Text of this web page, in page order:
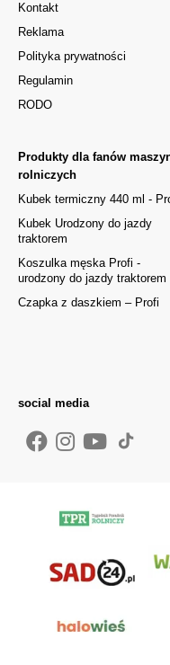
Kontakt
Reklama
Polityka prywatności
Regulamin
RODO
Produkty dla fanów
rolniczych
Kubek termiczny 440 ml -
Kubek Urodzony do jazdy
traktorem
Koszulka męska Profi -
urodzony do jazdy traktorem
Czapka z daszkiem – Profi
social media